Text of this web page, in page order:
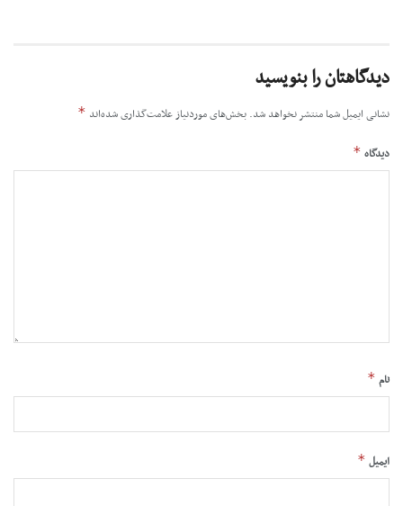
دیدگاهتان را بنویسید
نشانی ایمیل شما منتشر نخواهد شد. بخش‌های موردنیاز علامت‌گذاری شده‌اند *
دیدگاه *
نام *
ایمیل *